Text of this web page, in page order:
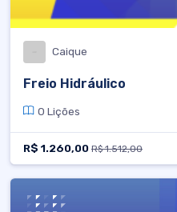
Caique
Freio Hidráulico
0 Lições
R$ 1.260,00 R$ 1.512,00